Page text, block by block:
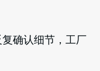
确认细节，工厂